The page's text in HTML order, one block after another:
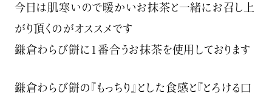
今日は肌寒いので暖かいお抹茶と一緒にお召し上
がり頂くのがオススメです
鎌倉わらび餅に1番合うお抹茶を使用しております
鎌倉わらび餅の『もっちり』とした食感と『とろける口